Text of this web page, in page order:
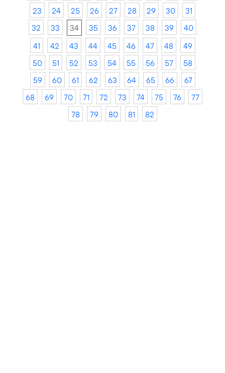
23
24 25 26 27 28 29 30
31
32
33 34 35 36 37 38 39
40
41
42 43 44 45 46 47 48
49
50
51 52 53 54 55 56 57
58
59
60 61 62 63 64 65 66
67
68
69 70 71 72 73 74 75 76
77
78
79 80 81 82